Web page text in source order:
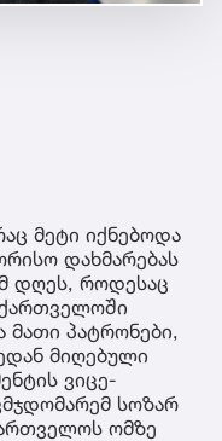
მეტი იქნებოდა
დახმარებას
დღეს, როდესაც
მათი პატრონები,
მიღებული
ვიცე-
სოზარ
ომზე